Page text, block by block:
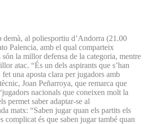
al poliesportiu d’Andorra (21.00
Palencia, amb el qual comparteix
la millor defensa de la categoria, mentre
atac. “És un dels aspirants que s’han
una aposta clara per jugadors amb
Joan Peñarroya, que remarca que
nacionals que coneixen molt la
permet saber adaptar-se al
matx: “Saben jugar quan els partits els
complicat és que saben jugar també quan